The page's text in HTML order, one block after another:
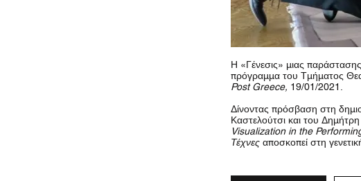
Η «Γένεσις» μιας
πρόγραμμα του Τμήματος
Post Greece, 19/01/2021.
Δίνοντας πρόσβαση στη
Καστελούτσι και του
Visualization in the Performing
Τέχνες αποσκοπεί στη